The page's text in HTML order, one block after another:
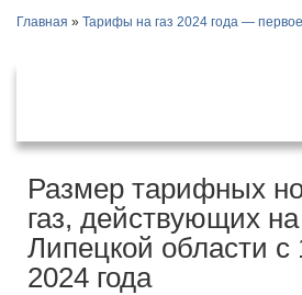
Главная » Тарифы на газ 2024 года —
Размер тарифных
газ, действующих
Липецкой области с
2024 года